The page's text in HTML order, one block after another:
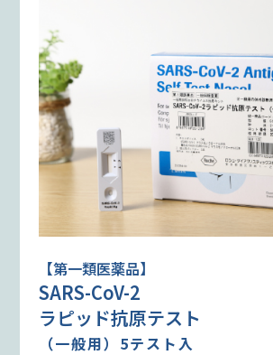
【第一類医薬品】
SARS-CoV-2
ラピッド抗原テスト
（一般用）5テスト入